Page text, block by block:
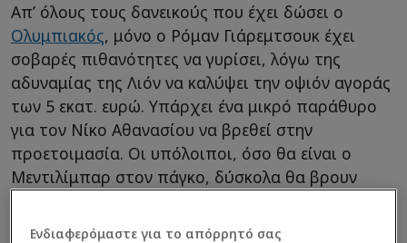
Απ’ όλους τους δανεικούς που έχει δώσει ο
Ολυμπιακός, μόνο ο Ρόμαν Γιάρεμτσουκ έχει
σοβαρές πιθανότητες να γυρίσει, λόγω της
αδυναμίας της Λιόν να καλύψει την οψιόν αγοράς
των 5 εκατ. ευρώ. Υπάρχει ένα μικρό παράθυρο
για τον Νίκο Αθανασίου να βρεθεί στην
προετοιμασία. Οι υπόλοιποι, όσο θα είναι ο
Μεντιλίμπαρ στον πάγκο, δύσκολα θα βρουν
Μασούρα, Μπετανκόρ και Καμπελά.
Ενδιαφερόμαστε για το απόρρητό σας